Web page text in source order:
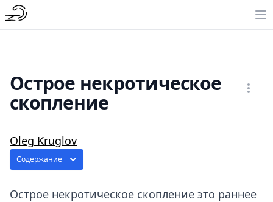
Острое некротическое
скопление
Oleg Kruglov
Содержание
Острое некротическое скопление это раннее